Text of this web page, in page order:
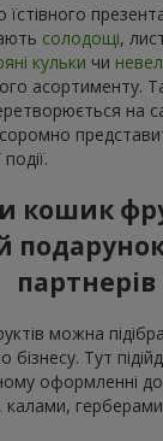
солодощі,
кульки чи
асортименту.
на
кошик
партнерів
можна
бізнесу. Тут
оформленні
калами,